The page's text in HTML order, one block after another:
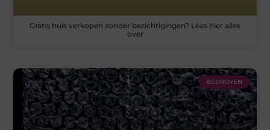
Gratis huis verkopen zonder bezichtigingen? Lees hier alles
over
BEDRIJVEN